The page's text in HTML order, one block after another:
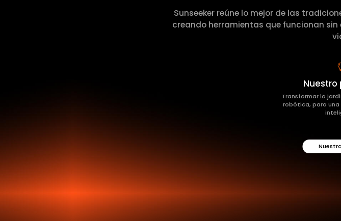
Sunseeker reúne lo mejor de las
creando herramientas que funcionan
Nuestro
Transformar la
robótica, para una